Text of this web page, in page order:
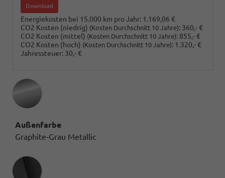
Download
Energiekosten bei 15.000 km pro Jahr: 1.169,06 €
CO2 Kosten (niedrig) (Kosten Durchschnitt 10 Jahre): 360,- €
CO2 Kosten (mittel) (Kosten Durchschnitt 10 Jahre): 855,- €
CO2 Kosten (hoch) (Kosten Durchschnitt 10 Jahre): 1.320,- €
Jahressteuer: 30,- €
Außenfarbe
Graphite-Grau Metallic
Innenausstattung